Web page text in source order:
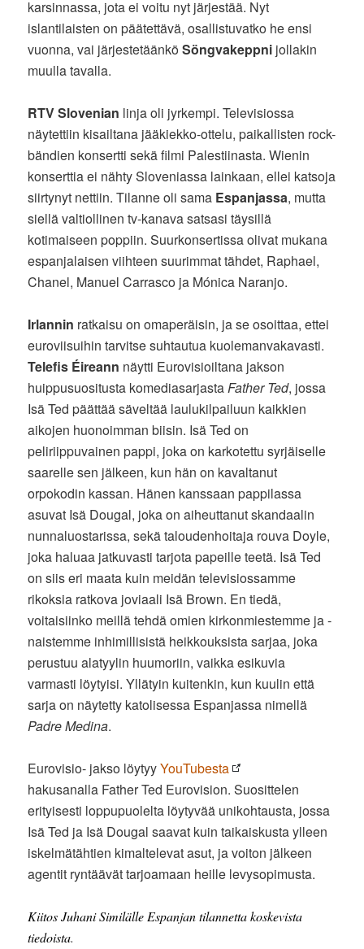
karsinnassa, jota ei voitu nyt järjestää. Nyt
islantilaisten on päätettävä, osallistuvatko he ensi
vuonna, vai järjestetäänköSöngvakeppni jollakin
muulla tavalla.
RTV Slovenian linja oli jyrkempi. Televisiossa
näytettiin kisailtana jääkiekko-ottelu, paikallisten rock-
bändien konsertti sekä filmi Palestiinasta. Wienin
konserttia ei nähty Sloveniassa lainkaan, ellei katsoja
siirtynyt nettiin. Tilanne oli sama Espanjassa, mutta
siellä valtiollinen tv-kanava satsasi täysillä
kotimaiseen poppiin. Suurkonsertissa olivat mukana
espanjalaisen viihteen suurimmat tähdet, Raphael,
Chanel, Manuel Carrasco ja Mónica Naranjo.
Irlannin ratkaisu on omaperäisin, ja se osoittaa, ettei
euroviisuihin tarvitse suhtautua kuolemanvakavasti.
Telefis Éireann näytti Eurovisioiltana jakson
huippusuositusta komediasarjastaFather Ted, jossa
Isä Ted päättää säveltää laulukilpailuun kaikkien
aikojen huonoimman biisin. Isä Ted on
peliriippuvainen pappi, joka on karkotettu syrjäiselle
saarelle sen jälkeen, kun hän on kavaltanut
orpokodin kassan. Hänen kanssaan pappilassa
asuvat Isä Dougal, joka on aiheuttanut skandaalin
nunnaluostarissa, sekä taloudenhoitaja rouva Doyle,
joka haluaa jatkuvasti tarjota papeille teetä. Isä Ted
on siis eri maata kuin meidän televisiossamme
rikoksia ratkova joviaali Isä Brown. En tiedä,
voitaisiinko meillä tehdä omien kirkonmiestemme ja -
naistemme inhimillisistä heikkouksista sarjaa, joka
perustuu alatyylin huumoriin, vaikka esikuvia
varmasti löytyisi. Yllätyin kuitenkin, kun kuulin että
sarja on näytetty katolisessa Espanjassa nimellä
Padre Medina.
Eurovisio- jakso löytyyYouTubesta
hakusanalla Father Ted Eurovision. Suosittelen
erityisesti loppupuolelta löytyvää unikohtausta, jossa
Isä Ted ja Isä Dougal saavat kuin taikaiskusta ylleen
iskelmätähtien kimaltelevat asut, ja voiton jälkeen
agentit ryntäävät tarjoamaan heille levysopimusta.
Kiitos Juhani Similälle Espanjan tilannetta koskevista
tiedoista.